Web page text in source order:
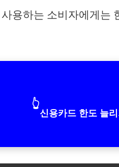
용하는 소비자에게는
👆
신용카드 한도 늘